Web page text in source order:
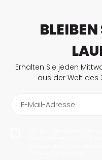
Erhalten Sie jeden
aus der Welt des
E-Mail-Adresse